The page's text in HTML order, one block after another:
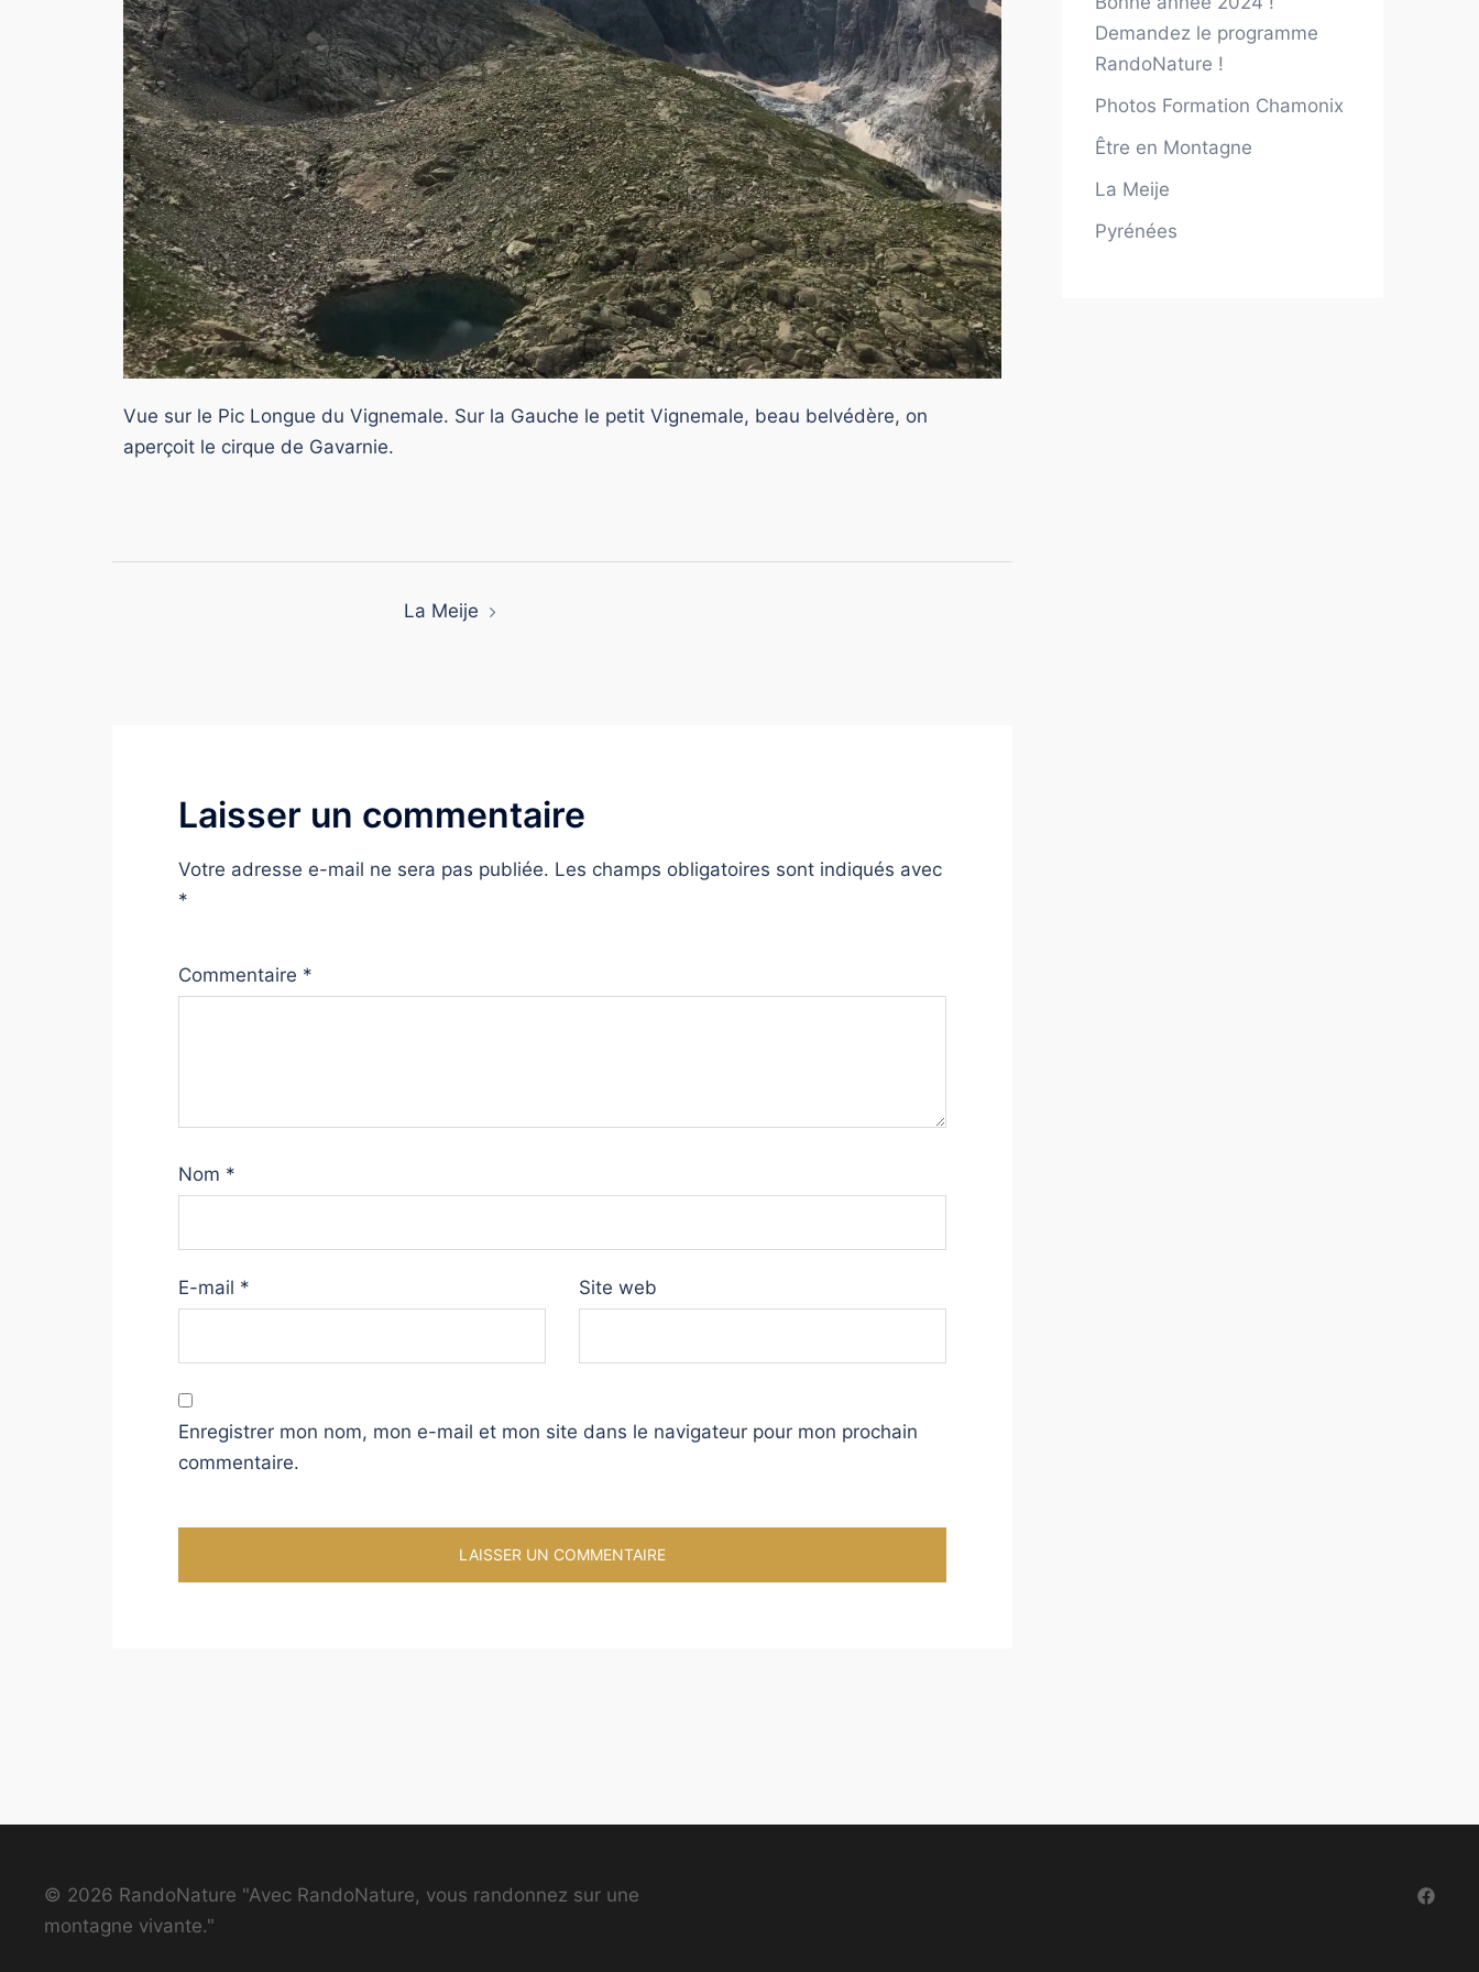
Vue sur le Pic Longue du Vignemale. Sur la Gauche le petit Vignemale, beau belvédère, on
aperçoit le cirque de Gavarnie.
La Meije
Laisser un commentaire
Votre adresse e-mail ne sera pas publiée. Les champs obligatoires sont indiqués avec
*
Commentaire *
Nom *
E-mail * Site web
Enregistrer mon nom, mon e-mail et mon site dans le navigateur pour mon prochain
commentaire.
Demandez le programme
RandoNature !
Photos Formation Chamonix
Être en Montagne
La Meije
Pyrénées
© 2026 RandoNature "Avec RandoNature, vous randonnez sur une
montagne vivante."